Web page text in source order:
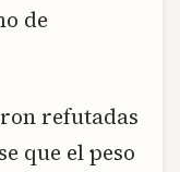
de
refutadas
que el peso